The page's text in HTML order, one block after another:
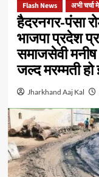
Flash News अभी चर्चा मे
हैदरनगर-पंसा
भाजपा प्रदेश
समाजसेवी
जल्द मरम्मती
Jharkhand Aaj Kal